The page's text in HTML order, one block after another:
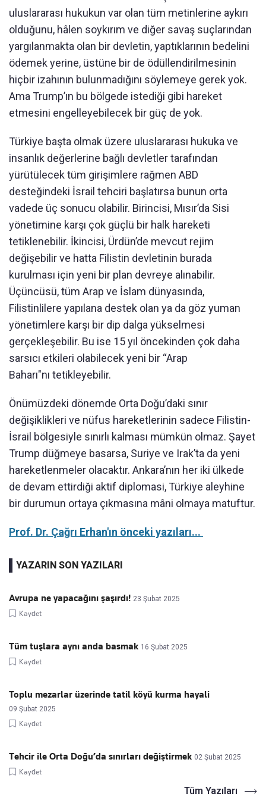
uluslararası hukukun var olan tüm metinlerine aykırı
olduğunu, hâlen soykırım ve diğer savaş suçlarından
yargılanmakta olan bir devletin, yaptıklarının bedelini
ödemek yerine, üstüne bir de ödüllendirilmesinin
hiçbir izahının bulunmadığını söylemeye gerek yok.
Ama Trump’ın bu bölgede istediği gibi hareket
etmesini engelleyebilecek bir güç de yok.
Türkiye başta olmak üzere uluslararası hukuka ve
insanlık değerlerine bağlı devletler tarafından
yürütülecek tüm girişimlere rağmen ABD
desteğindeki İsrail tehciri başlatırsa bunun orta
vadede üç sonucu olabilir. Birincisi, Mısır’da Sisi
yönetimine karşı çok güçlü bir halk hareketi
tetiklenebilir. İkincisi, Ürdün’de mevcut rejim
değişebilir ve hatta Filistin devletinin burada
kurulması için yeni bir plan devreye alınabilir.
Üçüncüsü, tüm Arap ve İslam dünyasında,
Filistinlilere yapılana destek olan ya da göz yuman
yönetimlere karşı bir dip dalga yükselmesi
gerçekleşebilir. Bu ise 15 yıl öncekinden çok daha
sarsıcı etkileri olabilecek yeni bir “Arap
Baharı"nı tetikleyebilir.
Önümüzdeki dönemde Orta Doğu’daki sınır
değişiklikleri ve nüfus hareketlerinin sadece Filistin-
İsrail bölgesiyle sınırlı kalması mümkün olmaz. Şayet
Trump düğmeye basarsa, Suriye ve Irak’ta da yeni
hareketlenmeler olacaktır. Ankara’nın her iki ülkede
de devam ettirdiği aktif diplomasi, Türkiye aleyhine
bir durumun ortaya çıkmasına mâni olmaya matuftur.
Prof. Dr. Çağrı Erhan'ın önceki yazıları...
YAZARIN SON YAZILARI
Avrupa ne yapacağını şaşırdı! 23 Şubat 2025
Kaydet
Tüm tuşlara aynı anda basmak 16 Şubat 2025
Kaydet
Toplu mezarlar üzerinde tatil köyü kurma hayali
09 Şubat 2025
Kaydet
Tehcir ile Orta Doğu’da sınırları değiştirmek 02 Şubat 2025
Kaydet
Tüm Yazıları